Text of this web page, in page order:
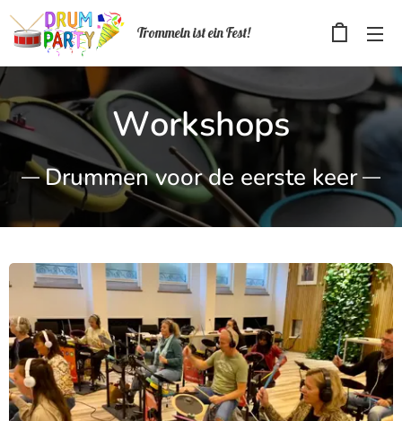
Trommeln ist ein Fest!
Workshops
Drummen voor de eerste keer